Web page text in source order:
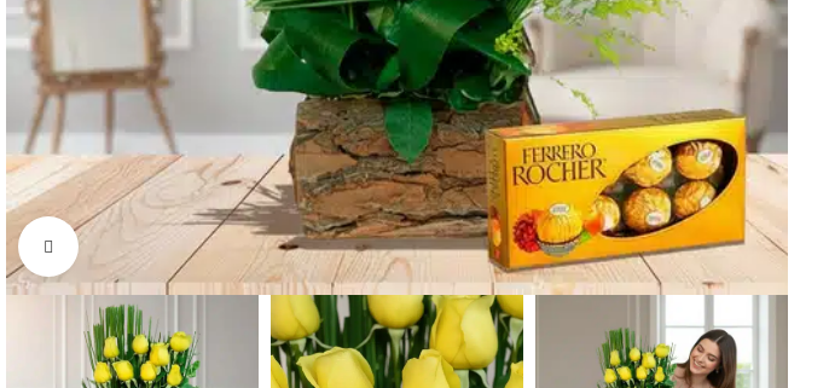
Click to enlarge